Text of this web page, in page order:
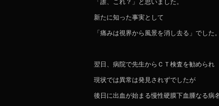
「誰、これ？」と思いました。
新たに知った事実として
「痛みは視界から風景を消し去る」でした。
翌日、病院で先生からＣＴ検査を勧められ
現状では異常は発見されずでしたが
後日に出血が始まる慢性硬膜下血腫なる病